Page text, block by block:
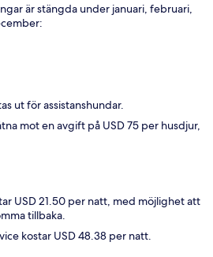
är stängda under januari, februari,
ut för assistanshundar.
mot en avgift på USD 75 per husdjur,
USD 21.50 per natt, med möjlighet att
tillbaka.
kostar USD 48.38 per natt.